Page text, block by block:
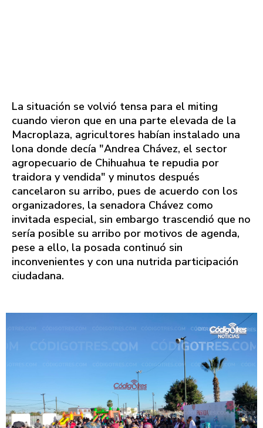
La situación se volvió tensa para el miting
cuando vieron que en una parte elevada de la
Macroplaza, agricultores habían instalado una
lona donde decía "Andrea Chávez, el sector
agropecuario de Chihuahua te repudia por
traidora y vendida" y minutos después
cancelaron su arribo, pues de acuerdo con los
organizadores, la senadora Chávez como
invitada especial, sin embargo trascendió que no
sería posible su arribo por motivos de agenda,
pese a ello, la posada continuó sin
inconvenientes y con una nutrida participación
ciudadana.